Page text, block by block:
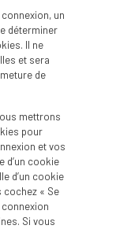
un
déterminer
Il ne
et sera
de
mettrons
pour
et vos
d’un cookie
d’un cookie
cochez « Se
Si vous